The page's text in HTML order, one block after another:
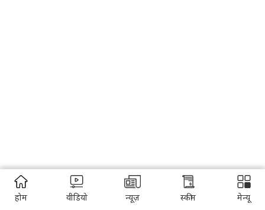
होम वीडियो न्यूज़ स्कीम मेन्यू